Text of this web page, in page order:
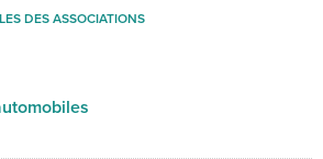
DES ASSOCIATIONS